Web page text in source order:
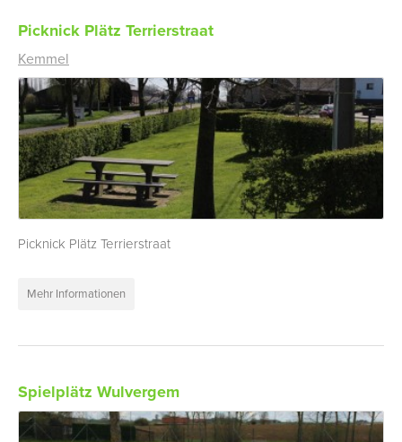
Picknick Plätz Terrierstraat
Kemmel
Picknick Plätz Terrierstraat
Mehr Informationen
Spielplätz Wulvergem